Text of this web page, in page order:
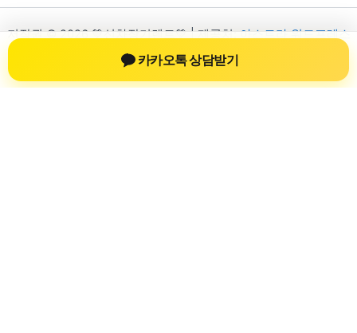
저작권 © 2026 💚신차장기렌트💚 | 제공처:
아스트라 워드프레스
테마
카카오톡 상담받기